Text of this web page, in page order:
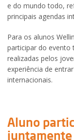
e do mundo todo,
principais agendas
Para os alunos
participar do evento
realizadas pelos
experiência de
internacionais.
Aluno
juntamente